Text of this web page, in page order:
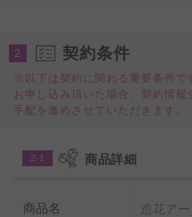
い、新装開店祝い、リニ
い花としてお薦めの一品で
・お届け先の場所によって
ます。ご不明な点はお電
2 契約条件
※以下は契約に関わる重要条件で
お申し込み頂いた場合、契約情
手配を進めさせていただきます。
2-1 商品詳細
商品名
造花ア